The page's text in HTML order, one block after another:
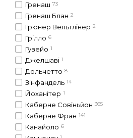
Гренаш 73
Гренаш Блан 2
Грюнер Вельтлінер 2
Грілло 6
Гувейо 1
Джелшаві 1
Дольчетто 8
Зінфандель 14
Йоханітер 1
Каберне Совіньйон 365
Каберне Фран 141
Канайоло 6